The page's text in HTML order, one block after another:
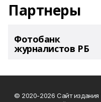
Партнеры
Фотобанк
журналистов РБ
© 2020-2026 Сайт издания